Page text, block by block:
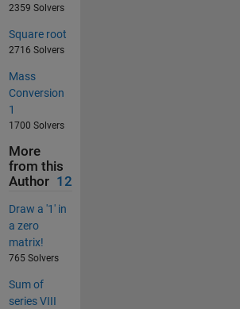
2359 Solvers
Square root
2716 Solvers
Mass
Conversion
1
1700 Solvers
More
from this
Author 12
Draw a '1' in
a zero
matrix!
765 Solvers
Sum of
series VIII